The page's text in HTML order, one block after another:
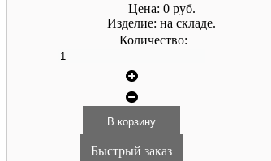
Цена: 0 руб.
Изделие: на складе.
Количество:
Быстрый заказ